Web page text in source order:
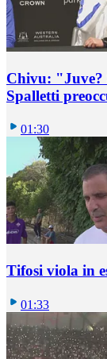
Chivu: "Juve?
Spalletti
01:30
Tifosi viola in
01:33